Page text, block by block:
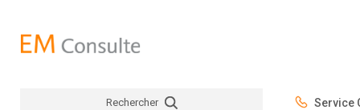
Rechercher Service